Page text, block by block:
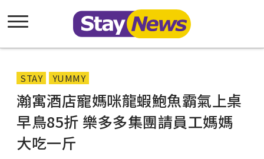
STAY YUMMY
瀚寓酒店寵媽咪龍蝦鮑魚霸氣上桌
早鳥85折 樂多多集團請員工媽媽
大吃一斤